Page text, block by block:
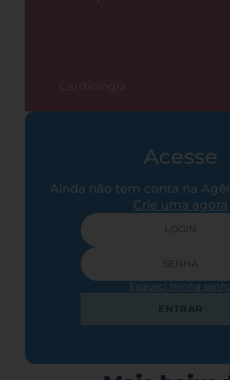
Cardiologia
Acesse
Ainda não tem conta na
Crie uma agora
Esqueci minha
ENTRAR